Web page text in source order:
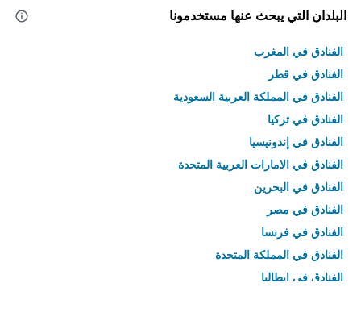
البلدان التي يبحث عنها مستخدمونا
الفنادق في المغرب
الفنادق في قطر
الفنادق في المملكة العربية السعودية
الفنادق في تركيا
الفنادق في إندونيسيا
الفنادق في الامارات العربية المتحدة
الفنادق في البحرين
الفنادق في مصر
الفنادق في فرنسا
الفنادق في المملكة المتحدة
الفنادق في إيطاليا